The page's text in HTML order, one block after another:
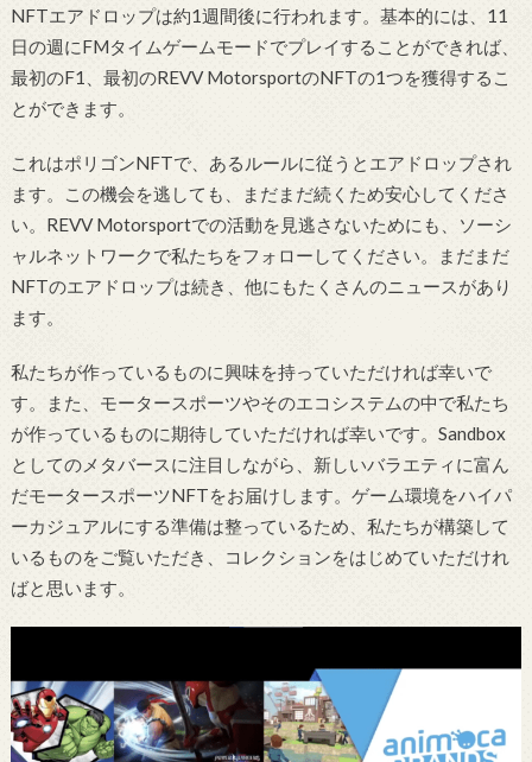
NFTエアドロップは約1週間後に行われます。基本的には、11
日の週にFMタイムゲームモードでプレイすることができれば、
最初のF1、最初のREVV MotorsportのNFTの1つを獲得するこ
とができます。
これはポリゴンNFTで、あるルールに従うとエアドロップされ
ます。この機会を逃しても、まだまだ続くため安心してくださ
い。REVV Motorsportでの活動を見逃さないためにも、ソーシ
ャルネットワークで私たちをフォローしてください。まだまだ
NFTのエアドロップは続き、他にもたくさんのニュースがあり
ます。
私たちが作っているものに興味を持っていただければ幸いで
す。また、モータースポーツやそのエコシステムの中で私たち
が作っているものに期待していただければ幸いです。Sandbox
としてのメタバースに注目しながら、新しいバラエティに富ん
だモータースポーツNFTをお届けします。ゲーム環境をハイパ
ーカジュアルにする準備は整っているため、私たちが構築して
いるものをご覧いただき、コレクションをはじめていただけれ
ばと思います。